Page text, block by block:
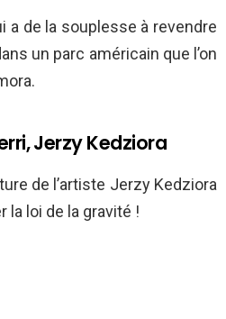
a de la souplesse à revendre
un parc américain que l’on
Jerzy Kedziora
de l’artiste Jerzy Kedziora
la loi de la gravité !